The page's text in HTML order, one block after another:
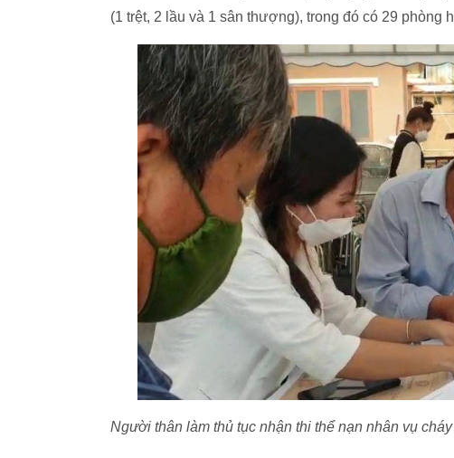
(1 trệt, 2 lầu và 1 sân thượng), trong đó có 29 phòng
Người thân làm thủ tục nhận thi thể nạn nhân vụ